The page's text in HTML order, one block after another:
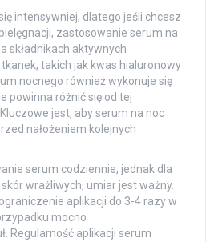
intensywniej, dlatego jeśli chcesz
zastosowanie serum na
składnikach aktywnych
takich jak kwas hialuronowy
nocnego również wykonuje się
powinna różnić się od tej
jest, aby serum na noc
nałożeniem kolejnych
serum codziennie, jednak dla
wrażliwych, umiar jest ważny.
aplikacji do 3-4 razy w
mocno
Regularność aplikacji serum